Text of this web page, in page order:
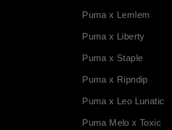
Puma x Lemlem
Puma x Liberty
Puma x Staple
Puma x Ripndip
Puma x Leo Lunatic
Puma Melo x Toxic